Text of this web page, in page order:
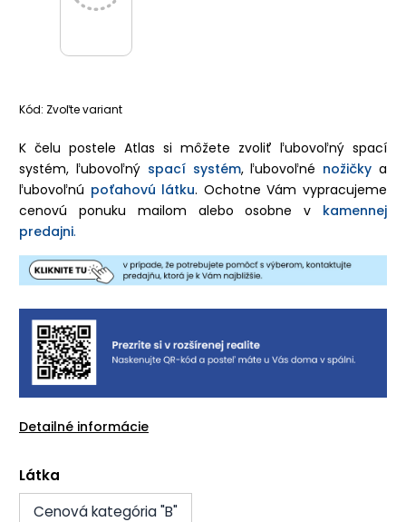
Kód: Zvoľte variant
K čelu postele Atlas si môžete zvoliť ľubovoľný spací
systém, ľubovoľný spací systém, ľubovoľné nožičky a
ľubovoľnú poťahovú látku. Ochotne Vám vypracujeme
cenovú ponuku mailom alebo osobne v
kamennej
predajni.
Detailné informácie
Látka
Cenová kategória "B"